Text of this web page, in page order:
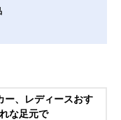
ー、レディースおす
な足元で